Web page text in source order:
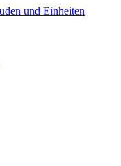
und Einheiten